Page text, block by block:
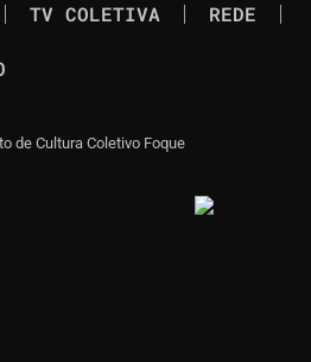
TV COLETIVA REDE
de Cultura Coletivo Foque